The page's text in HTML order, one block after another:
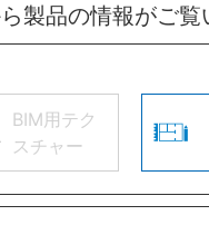
製品の情報がご覧
BIM用テク
スチャー